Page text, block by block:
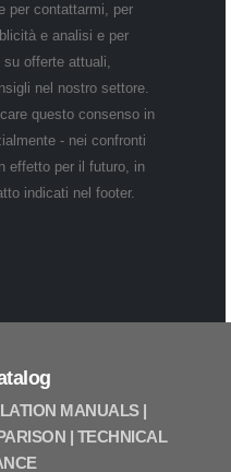
per contattarmi, per
e analisi e per
su offerte attuali,
nel nostro settore.
questo consenso in
- nei confronti
effetto per il futuro, in
indicati nel footer.
MANUALS |
| TECHNICAL